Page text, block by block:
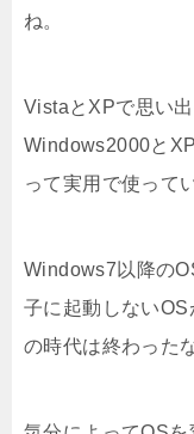
ね。
VistaとXPで思い
Windows2000と
って実用で使って
Windows7以降の
子に起動しないOS
の時代は終わった